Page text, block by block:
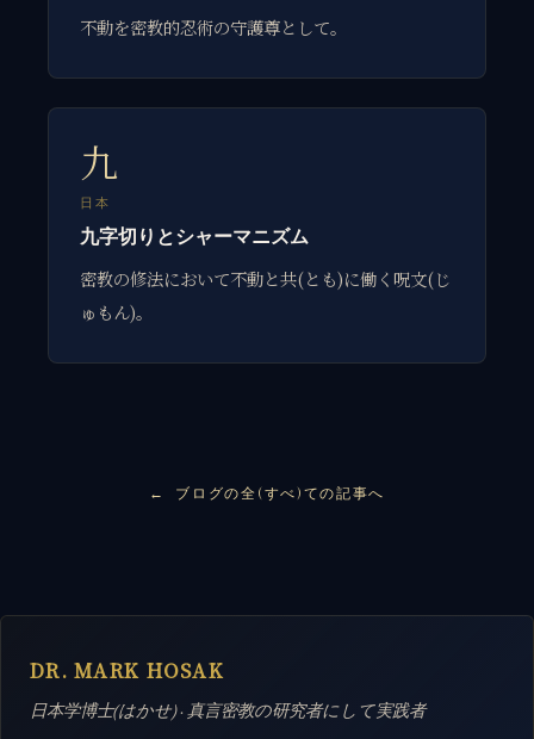
不動を密教的忍術の守護尊として。
九
日本
九字切りとシャーマニズム
密教の修法において不動と共(とも)に働く呪文(じ
ゅもん)。
ブログの全(すべ)ての記事へ
DR. MARK HOSAK
日本学博士(はかせ) · 真言密教の研究者にして実践者